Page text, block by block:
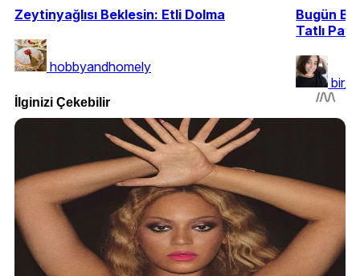
Zeytinyağlısı Beklesin: Etli Dolma
hobbyandhomely
Bugün Bir
Tatlı